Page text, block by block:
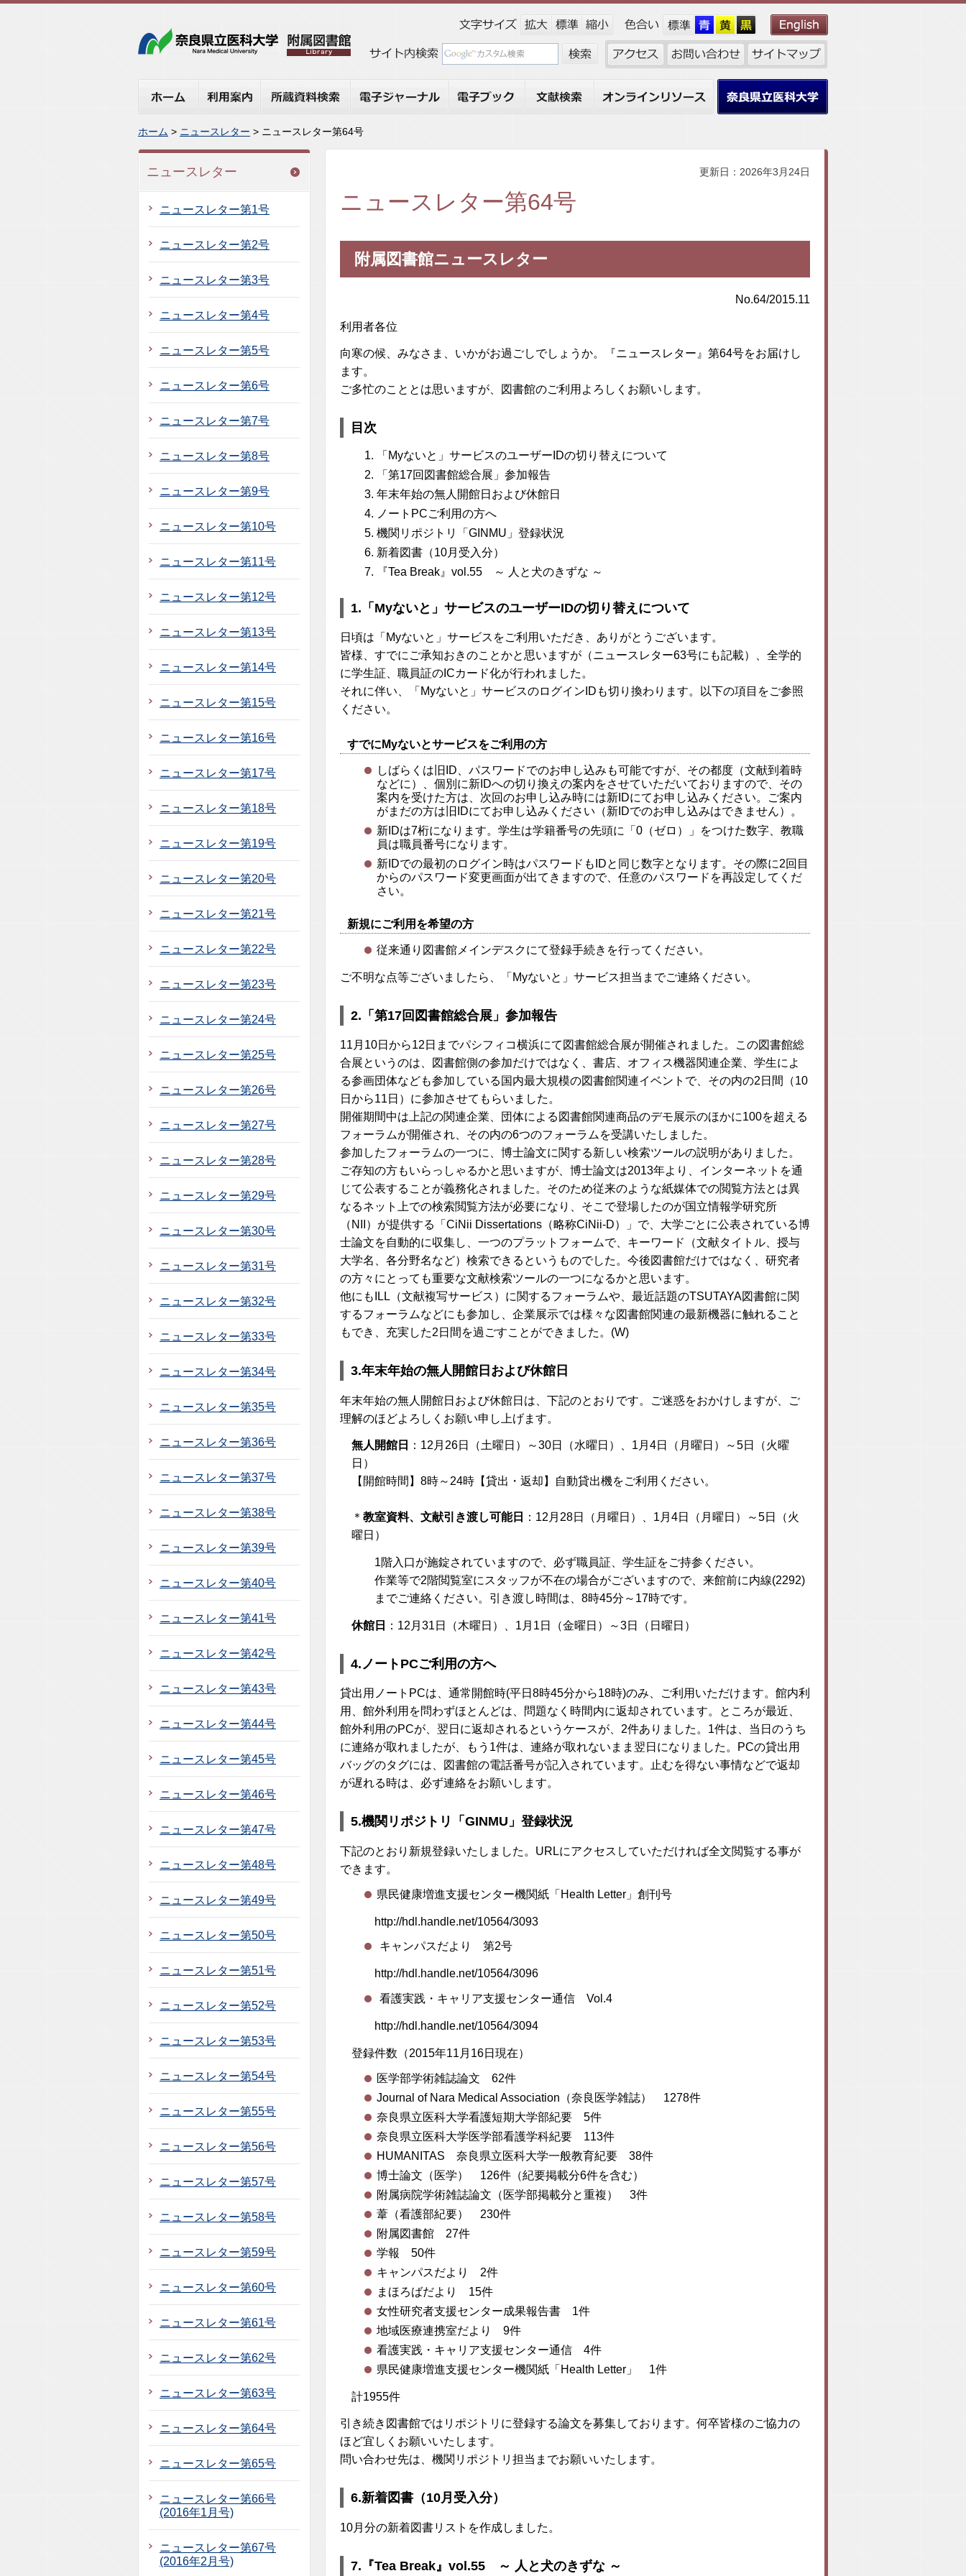
ホーム > ニュースレター > ニュースレター第64号
ニュースレター
ニュースレター第1号
ニュースレター第2号
ニュースレター第3号
ニュースレター第4号
ニュースレター第5号
ニュースレター第6号
ニュースレター第7号
ニュースレター第8号
ニュースレター第9号
ニュースレター第10号
ニュースレター第11号
ニュースレター第12号
ニュースレター第13号
ニュースレター第14号
ニュースレター第15号
ニュースレター第16号
ニュースレター第17号
ニュースレター第18号
ニュースレター第19号
ニュースレター第20号
ニュースレター第21号
ニュースレター第22号
ニュースレター第23号
ニュースレター第24号
ニュースレター第25号
ニュースレター第26号
ニュースレター第27号
ニュースレター第28号
ニュースレター第29号
ニュースレター第30号
ニュースレター第31号
ニュースレター第32号
ニュースレター第33号
ニュースレター第34号
ニュースレター第35号
ニュースレター第36号
ニュースレター第37号
ニュースレター第38号
ニュースレター第39号
ニュースレター第40号
ニュースレター第41号
ニュースレター第42号
ニュースレター第43号
ニュースレター第44号
ニュースレター第45号
ニュースレター第46号
ニュースレター第47号
ニュースレター第48号
ニュースレター第49号
ニュースレター第50号
ニュースレター第51号
ニュースレター第52号
ニュースレター第53号
ニュースレター第54号
ニュースレター第55号
ニュースレター第56号
ニュースレター第57号
ニュースレター第58号
ニュースレター第59号
ニュースレター第60号
ニュースレター第61号
ニュースレター第62号
ニュースレター第63号
ニュースレター第64号
ニュースレター第65号
ニュースレター第66号
(2016年1月号)
ニュースレター第67号
(2016年2月号)
更新日：2026年3月24日
ニュースレター第64号
附属図書館ニュースレター
No.64/2015.11
利用者各位
向寒の候、みなさま、いかがお過ごしでしょうか。『ニュースレター』第64号をお届けし
ます。
ご多忙のこととは思いますが、図書館のご利用よろしくお願いします。
目次
「Myないと」サービスのユーザーIDの切り替えについて
「第17回図書館総合展」参加報告
年末年始の無人開館日および休館日
ノートPCご利用の方へ
機関リポジトリ「GINMU」登録状況
新着図書（10月受入分）
『Tea Break』vol.55 ～ 人と犬のきずな ～
1.「Myないと」サービスのユーザーIDの切り替えについて
日頃は「Myないと」サービスをご利用いただき、ありがとうございます。
皆様、すでにご承知おきのことかと思いますが（ニュースレター63号にも記載）、全学的
に学生証、職員証のICカード化が行われました。
それに伴い、「Myないと」サービスのログインIDも切り換わります。以下の項目をご参照
ください。
すでにMyないとサービスをご利用の方
しばらくは旧ID、パスワードでのお申し込みも可能ですが、その都度（文献到着時
などに）、個別に新IDへの切り換えの案内をさせていただいておりますので、その
案内を受けた方は、次回のお申し込み時には新IDにてお申し込みください。ご案内
がまだの方は旧IDにてお申し込みください（新IDでのお申し込みはできません）。
新IDは7桁になります。学生は学籍番号の先頭に「0（ゼロ）」をつけた数字、教職
員は職員番号になります。
新IDでの最初のログイン時はパスワードもIDと同じ数字となります。その際に2回目
からのパスワード変更画面が出てきますので、任意のパスワードを再設定してくだ
さい。
新規にご利用を希望の方
従来通り図書館メインデスクにて登録手続きを行ってください。
ご不明な点等ございましたら、「Myないと」サービス担当までご連絡ください。
2.「第17回図書館総合展」参加報告
11月10日から12日までパシフィコ横浜にて図書館総合展が開催されました。この図書館総
合展というのは、図書館側の参加だけではなく、書店、オフィス機器関連企業、学生によ
る参画団体なども参加している国内最大規模の図書館関連イベントで、その内の2日間（10
日から11日）に参加させてもらいました。
開催期間中は上記の関連企業、団体による図書館関連商品のデモ展示のほかに100を超える
フォーラムが開催され、その内の6つのフォーラムを受講いたしました。
参加したフォーラムの一つに、博士論文に関する新しい検索ツールの説明がありました。
ご存知の方もいらっしゃるかと思いますが、博士論文は2013年より、インターネットを通
じて公表することが義務化されました。そのため従来のような紙媒体での閲覧方法とは異
なるネット上での検索閲覧方法が必要になり、そこで登場したのが国立情報学研究所
（NII）が提供する「CiNii Dissertations（略称CiNii-D）」で、大学ごとに公表されている博
士論文を自動的に収集し、一つのプラットフォームで、キーワード（文献タイトル、授与
大学名、各分野名など）検索できるというものでした。今後図書館だけではなく、研究者
の方々にとっても重要な文献検索ツールの一つになるかと思います。
他にもILL（文献複写サービス）に関するフォーラムや、最近話題のTSUTAYA図書館に関
するフォーラムなどにも参加し、企業展示では様々な図書館関連の最新機器に触れること
もでき、充実した2日間を過ごすことができました。(W)
3.年末年始の無人開館日および休館日
年末年始の無人開館日および休館日は、下記のとおりです。ご迷惑をおかけしますが、ご
理解のほどよろしくお願い申し上げます。
無人開館日
：12月26日（土曜日）～30日（水曜日）、1月4日（月曜日）～5日（火曜
日）
【開館時間】8時～24時【貸出・返却】自動貸出機をご利用ください。
＊ 教室資料、文献引き渡し可能日
：12月28日（月曜日）、1月4日（月曜日）～5日（火
曜日）
1階入口が施錠されていますので、必ず職員証、学生証をご持参ください。
作業等で2階閲覧室にスタッフが不在の場合がございますので、来館前に内線(2292)
までご連絡ください。引き渡し時間は、8時45分～17時です。
休館日 ：12月31日（木曜日）、1月1日（金曜日）～3日（日曜日）
4.ノートPCご利用の方へ
貸出用ノートPCは、通常開館時(平日8時45分から18時)のみ、ご利用いただけます。館内利
用、館外利用を問わずほとんどは、問題なく時間内に返却されています。ところが最近、
館外利用のPCが、翌日に返却されるというケースが、2件ありました。1件は、当日のうち
に連絡が取れましたが、もう1件は、連絡が取れないまま翌日になりました。PCの貸出用
バッグのタグには、図書館の電話番号が記入されています。止むを得ない事情などで返却
が遅れる時は、必ず連絡をお願いします。
5.機関リポジトリ「GINMU」登録状況
下記のとおり新規登録いたしました。URLにアクセスしていただければ全文閲覧する事が
できます。
県民健康増進支援センター機関紙「Health Letter」創刊号
http://hdl.handle.net/10564/3093
キャンパスだより 第2号
http://hdl.handle.net/10564/3096
看護実践・キャリア支援センター通信 Vol.4
http://hdl.handle.net/10564/3094
登録件数（2015年11月16日現在）
医学部学術雑誌論文 62件
Journal of Nara Medical Association（奈良医学雑誌） 1278件
奈良県立医科大学看護短期大学部紀要 5件
奈良県立医科大学医学部看護学科紀要 113件
HUMANITAS 奈良県立医科大学一般教育紀要 38件
博士論文（医学） 126件（紀要掲載分6件を含む）
附属病院学術雑誌論文（医学部掲載分と重複） 3件
葦（看護部紀要） 230件
附属図書館 27件
学報 50件
キャンパスだより 2件
まほろばだより 15件
女性研究者支援センター成果報告書 1件
地域医療連携室だより 9件
看護実践・キャリア支援センター通信 4件
県民健康増進支援センター機関紙「Health Letter」 1件
計1955件
引き続き図書館ではリポジトリに登録する論文を募集しております。何卒皆様のご協力の
ほど宜しくお願いいたします。
問い合わせ先は、機関リポジトリ担当までお願いいたします。
6.新着図書（10月受入分）
10月分の新着図書リストを作成しました。
7.『Tea Break』 vol.55 ～ 人と犬のきずな ～